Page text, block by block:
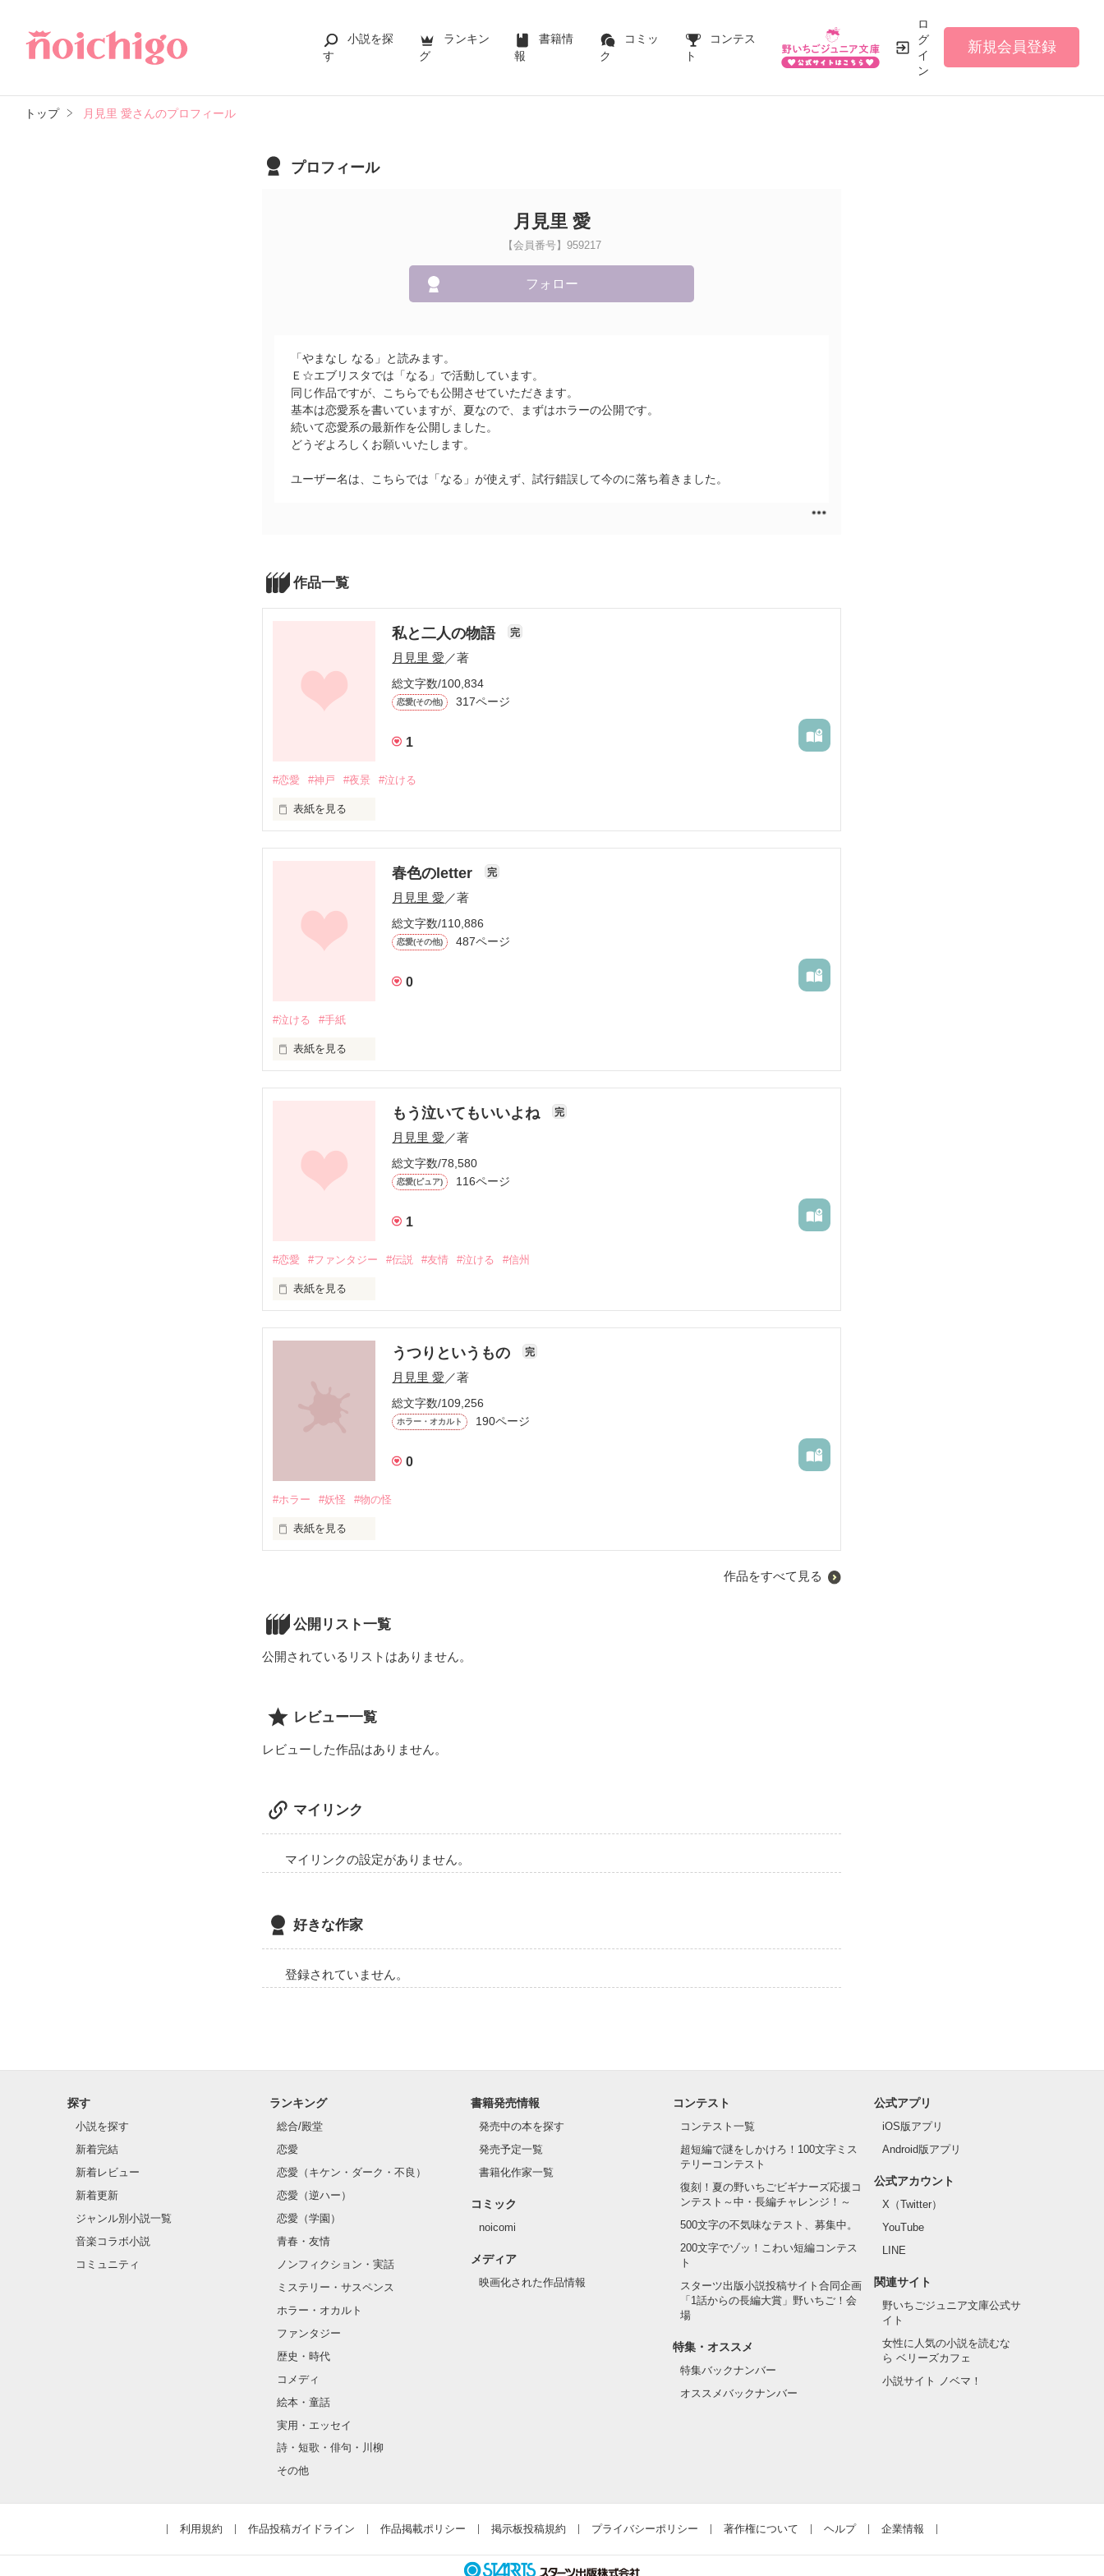
小説を探
す
ランキン
グ
書籍情
報
コミッ
ク
コンテス
ト
ロ
グ
イ
ン
新規会員登録
トップ 月見里 愛さんのプロフィール
プロフィール
月見里 愛
【会員番号】959217
フォロー
「やまなし なる」と読みます。
Ｅ☆エブリスタでは「なる」で活動しています。
同じ作品ですが、こちらでも公開させていただきます。
基本は恋愛系を書いていますが、夏なので、まずはホラーの公開です。
続いて恋愛系の最新作を公開しました。
どうぞよろしくお願いいたします。
ユーザー名は、こちらでは「なる」が使えず、試行錯誤して今のに落ち着きました。
作品一覧
私と二人の物語 完
月見里 愛／著
総文字数/100,834
恋愛(その他) 317ページ
1
#恋愛 #神戸 #夜景 #泣ける
表紙を見る
六甲駅で再会した二人。
２年前、彼は訳もわからず突然独りになった。
そして同じく突然独りになった彼女。
彼女は、そこで途切れた二人の時間を知りたいだけだった。
そんな彼らの恋愛物語。
春色のletter 完
月見里 愛 ／著
総文字数/110,886
恋愛(その他) 487ページ
0
#泣ける #手紙
表紙を見る
そう思っている時に、春色の手紙が届いた。
私はその手紙に支えられる。
もう泣いてもいいよね 完
月見里 愛 ／著
総文字数/78,580
恋愛(ピュア) 116ページ
1
#恋愛 #ファンタジー #伝説 #友情 #泣ける #信州
表紙を見る
その花が、私と２人の幼なじみを繋いでいた
私が夢を叶えるのを手伝ってくれる二人。
夢が叶う時、何かが起こる…
そして、お互いをそれぞれ守ろうとする彼らの恋愛模様
わからなかった描写の意味がわかるかもしれません。
うつりというもの 完
月見里 愛 ／著
総文字数/109,256
ホラー・オカルト 190ページ
0
#ホラー #妖怪 #物の怪
表紙を見る
都内の廃屋で若い女性の遺体が見つかった。
その現場で刑事は信じられないものを見てしまう。
そして、それは連続殺人事件となった。
そして、「うつり」というものの存在に行き当たったのだった。
作品をすべて見る
公開リスト一覧
公開されているリストはありません。
レビュー一覧
レビューした作品はありません。
マイリンク
マイリンクの設定がありません。
好きな作家
登録されていません。
探す
小説を探す
新着完結
新着レビュー
新着更新
ジャンル別小説一覧
音楽コラボ小説
コミュニティ
ランキング
総合/殿堂
恋愛
恋愛（キケン・ダーク・不良）
恋愛（逆ハー）
恋愛（学園）
青春・友情
ノンフィクション・実話
ミステリー・サスペンス
ホラー・オカルト
ファンタジー
歴史・時代
コメディ
絵本・童話
実用・エッセイ
詩・短歌・俳句・川柳
その他
書籍発売情報
発売中の本を探す
発売予定一覧
書籍化作家一覧
コミック
noicomi
メディア
映画化された作品情報
コンテスト
コンテスト一覧
超短編で謎をしかけろ！100文字ミス
テリーコンテスト
復刻！夏の野いちごビギナーズ応援コ
ンテスト～中・長編チャレンジ！～
500文字の不気味なテスト、募集中。
200文字でゾッ！こわい短編コンテス
ト
スターツ出版小説投稿サイト合同企画
「1話からの長編大賞」野いちご！会
場
特集・オススメ
特集バックナンバー
オススメバックナンバー
公式アプリ
iOS版アプリ
Android版アプリ
公式アカウント
X（Twitter）
YouTube
LINE
関連サイト
野いちごジュニア文庫公式サ
イト
女性に人気の小説を読むな
ら ベリーズカフェ
小説サイト ノベマ！
利用規約 作品投稿ガイドライン 作品掲載ポリシー 掲示板投稿規約 プライバシーポリシー 著作権について ヘルプ 企業情報